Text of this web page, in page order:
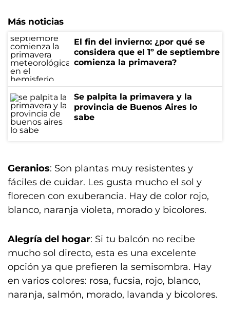
Más noticias
El fin del invierno: ¿por qué se
considera que el 1º de septiembre
comienza la primavera?
Se palpita la primavera y la
provincia de Buenos Aires lo
sabe
Geranios: Son plantas muy resistentes y
fáciles de cuidar. Les gusta mucho el sol y
florecen con exuberancia. Hay de color rojo,
blanco, naranja violeta, morado y bicolores.
Alegría del hogar: Si tu balcón no recibe
mucho sol directo, esta es una excelente
opción ya que prefieren la semisombra. Hay
en varios colores: rosa, fucsia, rojo, blanco,
naranja, salmón, morado, lavanda y bicolores.